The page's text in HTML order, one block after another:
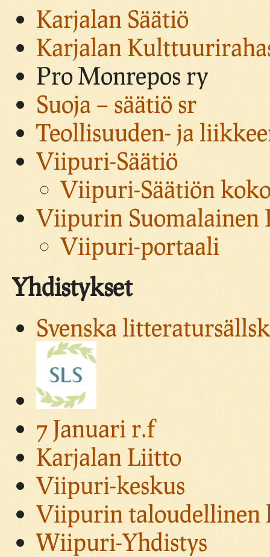
Karjalan Säätiö
Karjalan
Pro Monrepos ry
Suoja – säätiö sr
Teollisuuden- ja
Viipuri-Säätiö
Viipuri-Säätiön
Viipurin Suomalainen
Viipuri-portaali
Yhdistykset
Svenska
7 Januari r.f
Karjalan Liitto
Viipuri-keskus
Viipurin taloudellinen
Wiipuri-Yhdistys